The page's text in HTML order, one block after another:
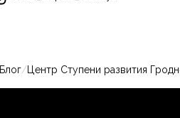
Блог/ Центр Ступени развития